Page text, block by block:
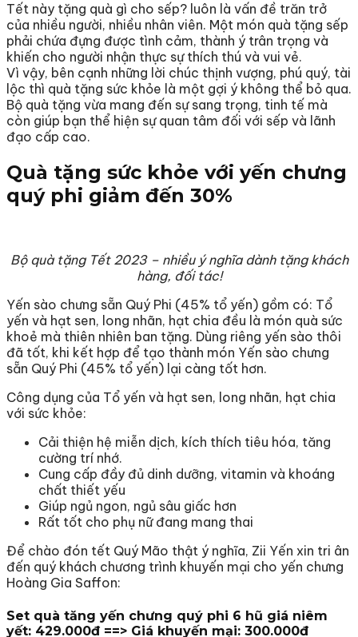
Tết này tặng quà gì cho sếp? luôn là vấn đề trăn trở
của nhiều người, nhiều nhân viên. Một món quà tặng sếp
phải chứa đựng được tình cảm, thành ý trân trọng và
khiến cho người nhận thực sự thích thú và vui vẻ.
Vì vậy, bên cạnh những lời chúc thịnh vượng, phú quý, tài
lộc thì quà tặng sức khỏe là một gợi ý không thể bỏ qua.
Bộ quà tặng vừa mang đến sự sang trọng, tinh tế mà
còn giúp bạn thể hiện sự quan tâm đối với sếp và lãnh
đạo cấp cao.
Quà tặng sức khỏe với yến chưng
quý phi giảm đến 30%
Bộ quà tặng Tết 2023 – nhiều ý nghĩa dành tặng khách
hàng, đối tác!
Yến sào chưng sẵn Quý Phi (45% tổ yến) gồm có: Tổ
yến và hạt sen, long nhãn, hạt chia đều là món quà sức
khoẻ mà thiên nhiên ban tặng. Dùng riêng yến sào thôi
đã tốt, khi kết hợp để tạo thành món Yến sào chưng
sẵn Quý Phi (45% tổ yến) lại càng tốt hơn.
Công dụng của Tổ yến và hạt sen, long nhãn, hạt chia
với sức khỏe:
Cải thiện hệ miễn dịch, kích thích tiêu hóa, tăng
cường trí nhớ.
Cung cấp đầy đủ dinh dưỡng, vitamin và khoáng
chất thiết yếu
Giúp ngủ ngon, ngủ sâu giấc hơn
Rất tốt cho phụ nữ đang mang thai
Để chào đón tết Quý Mão thật ý nghĩa, Zii Yến xin tri ân
đến quý khách chương trình khuyến mại cho yến chưng
Hoàng Gia Saffon:
Set quà tăng yến chưng quý phi 6 hũ giá niêm
yết: 429.000đ ==> Giá khuyến mại: 300.000đ